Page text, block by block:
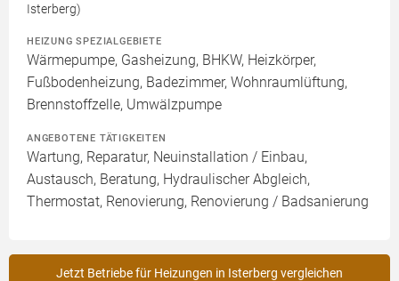
Isterberg)
HEIZUNG SPEZIALGEBIETE
Wärmepumpe, Gasheizung, BHKW, Heizkörper,
Fußbodenheizung, Badezimmer, Wohnraumlüftung,
Brennstoffzelle, Umwälzpumpe
ANGEBOTENE TÄTIGKEITEN
Wartung, Reparatur, Neuinstallation / Einbau,
Austausch, Beratung, Hydraulischer Abgleich,
Thermostat, Renovierung, Renovierung / Badsanierung
Jetzt Betriebe für Heizungen in Isterberg vergleichen